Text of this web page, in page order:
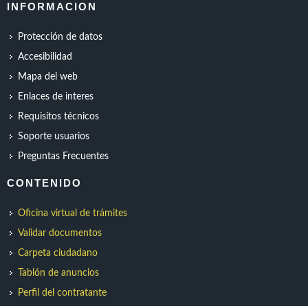
INFORMACION
Protección de datos
Accesibilidad
Mapa del web
Enlaces de interes
Requisitos técnicos
Soporte usuarios
Preguntas Frecuentes
CONTENIDO
Oficina virtual de trámites
Validar documentos
Carpeta ciudadano
Tablón de anuncios
Perfil del contratante